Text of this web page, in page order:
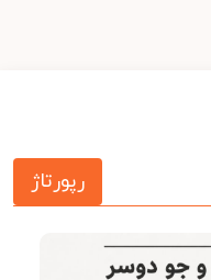
رپورتاژ